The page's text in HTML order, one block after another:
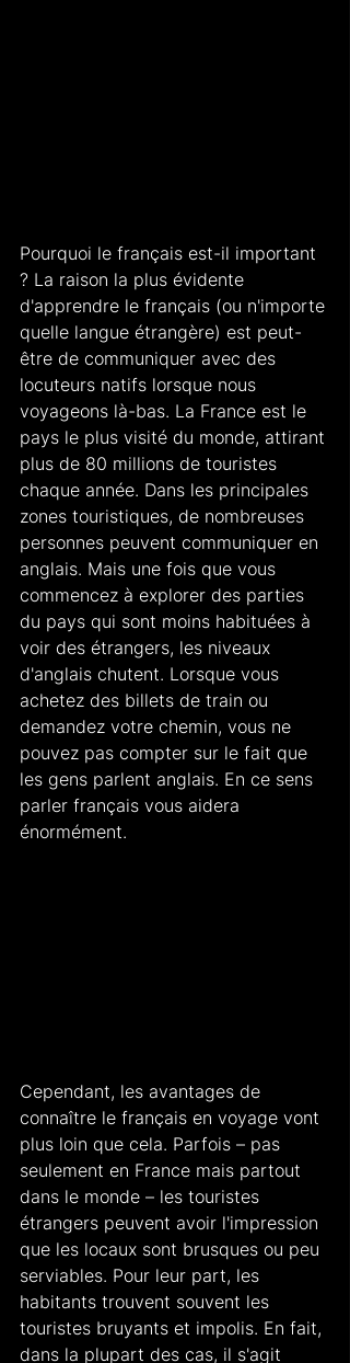
Pourquoi le français est-il important
? La raison la plus évidente
d'apprendre le français (ou n'importe
quelle langue étrangère) est peut-
être de communiquer avec des
locuteurs natifs lorsque nous
voyageons là-bas. La France est le
pays le plus visité du monde, attirant
plus de 80 millions de touristes
chaque année. Dans les principales
zones touristiques, de nombreuses
personnes peuvent communiquer en
anglais. Mais une fois que vous
commencez à explorer des parties
du pays qui sont moins habituées à
voir des étrangers, les niveaux
d'anglais chutent. Lorsque vous
achetez des billets de train ou
demandez votre chemin, vous ne
pouvez pas compter sur le fait que
les gens parlent anglais. En ce sens
parler français vous aidera
énormément.
Cependant, les avantages de
connaître le français en voyage vont
plus loin que cela. Parfois – pas
seulement en France mais partout
dans le monde – les touristes
étrangers peuvent avoir l'impression
que les locaux sont brusques ou peu
serviables. Pour leur part, les
habitants trouvent souvent les
touristes bruyants et impolis. En fait,
dans la plupart des cas, il s'agit